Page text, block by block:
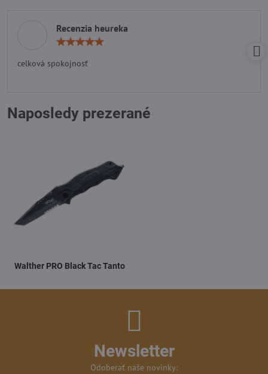
Recenzia heureka
celková spokojnosť
Naposledy prezerané
Walther PRO Black Tac Tanto
Newsletter
Odoberať naše novinky: